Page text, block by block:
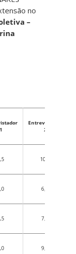
no
–
1
Entrevistador
2
10,0
6,5
7,0
9,5